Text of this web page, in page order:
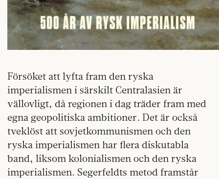
Försöket att lyfta fram den ryska
imperialismen i särskilt Centralasien är
vällovligt, då regionen i dag träder fram med
egna geopolitiska ambitioner. Det är också
tveklöst att sovjetkommunismen och den
ryska imperialismen har flera diskutabla
band, liksom kolonialismen och den ryska
imperialismen. Segerfeldts metod framstår